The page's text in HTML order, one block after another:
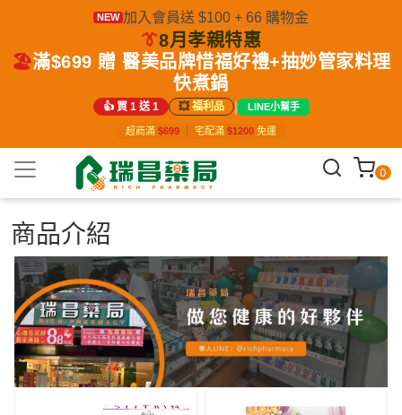
NEW 加入會員送 $100 + 66 購物金
👔8月孝親特惠
🏖️滿$699 贈 醫美品牌惜福好禮+抽妙管家料理
快煮鍋
👍 買 1 送 1 💥福利品 | LINE小幫手
超商滿 $699 宅配滿 $1200 免運
0
商品介紹